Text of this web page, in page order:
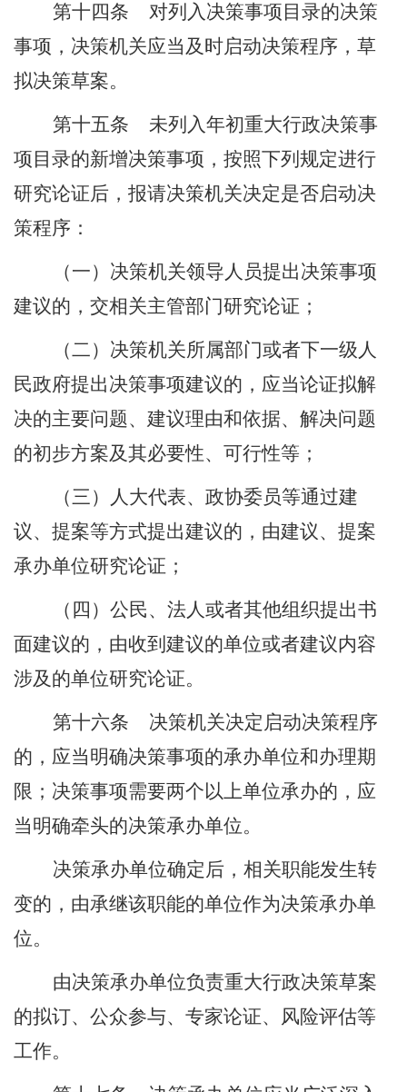
第十四条
对列入决策事项目录的决策
事项，决策机关应当及时启动决策程序，草
拟决策草案。
第十五条
未列入年初重大行政决策事
项目录的新增决策事项，按照下列规定进行
研究论证后，报请决策机关决定是否启动决
策程序：
（一）决策机关领导人员提出决策事项
建议的，交相关主管部门研究论证；
（二）决策机关所属部门或者下一级人
民政府提出决策事项建议的，应当论证拟解
决的主要问题、建议理由和依据、解决问题
的初步方案及其必要性、可行性等；
（三）人大代表、政协委员等通过建
议、提案等方式提出建议的，由建议、提案
承办单位研究论证；
（四）公民、法人或者其他组织提出书
面建议的，由收到建议的单位或者建议内容
涉及的单位研究论证。
第十六条
决策机关决定启动决策程序
的，应当明确决策事项的承办单位和办理期
限；决策事项需要两个以上单位承办的，应
当明确牵头的决策承办单位。
决策承办单位确定后，相关职能发生转
变的，由承继该职能的单位作为决策承办单
位。
由决策承办单位负责重大行政决策草案
的拟订、公众参与、专家论证、风险评估等
工作。